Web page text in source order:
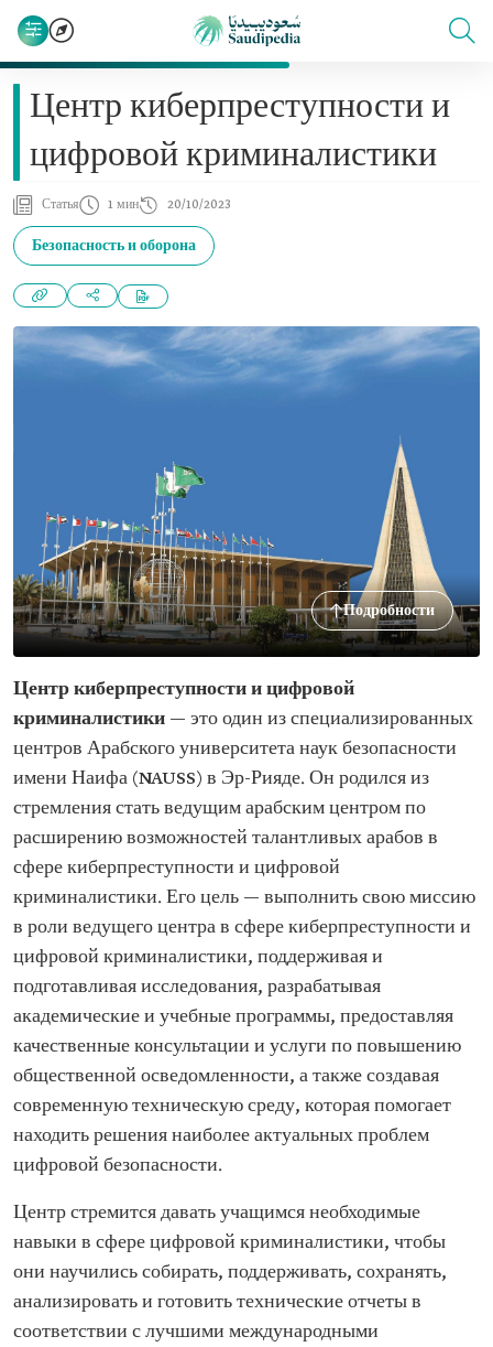
Центр киберпреступности и
цифровой криминалистики
Статья 1 мин 20/10/2023
Безопасность и оборона
Подробности
Центр киберпреступности и цифровой
криминалистики — это один из специализированных
центров Арабского университета наук безопасности
имени Наифа (NAUSS) в Эр-Рияде. Он родился из
стремления стать ведущим арабским центром по
расширению возможностей талантливых арабов в
сфере киберпреступности и цифровой
криминалистики. Его цель — выполнить свою миссию
в роли ведущего центра в сфере киберпреступности и
цифровой криминалистики, поддерживая и
подготавливая исследования, разрабатывая
академические и учебные программы, предоставляя
качественные консультации и услуги по повышению
общественной осведомленности, а также создавая
современную техническую среду, которая помогает
находить решения наиболее актуальных проблем
цифровой безопасности.
Центр стремится давать учащимся необходимые
навыки в сфере цифровой криминалистики, чтобы
они научились собирать, поддерживать, сохранять,
анализировать и готовить технические отчеты в
соответствии с лучшими международными